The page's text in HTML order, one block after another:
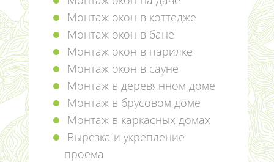
Монтаж окон в коттедже
Монтаж окон в бане
Монтаж окон в парилке
Монтаж окон в сауне
Монтаж в деревянном доме
Монтаж в брусовом доме
Монтаж в каркасных домах
Вырезка и укрепление
проема